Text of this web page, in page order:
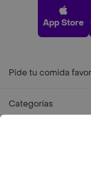
App Store
Pide tu comida
Categorías